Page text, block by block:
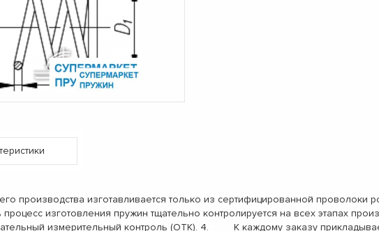
изготавливается только из сертифицированной проволоки
изготовления пружин тщательно контролируется на всех этапах
измерительный контроль (ОТК). 4. К каждому заказу